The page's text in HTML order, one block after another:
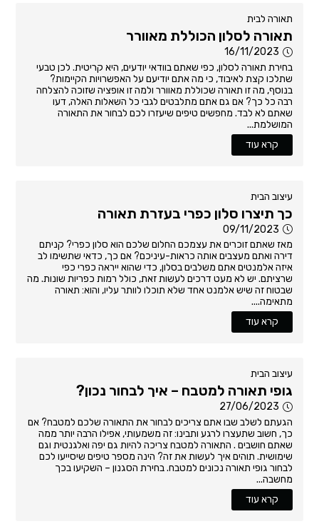
תאורה לבית
תאורה לסלון הכוללת מאוורר
16/11/2023
בחירת תאורה לסלון, כפי שאתם בוודאי יודעים, היא קריטית. לכן טבעי
שתלכו קצת לאיבוד, כי מה אתם יודיעם על האפשרויות הקיימות?
בנוסף, מה זו תאורה שכוללת מאוורר ולמה זו אופציה שזוכה להצלחה
רבה כל כך? אם גם אתם מתלבטים לגבי כל השאלות האלה, דעו
שאתם לא לבד. מחפשים טיפים שיעזרו לכם לבחור את התאורה
המושלמת...
קרא עוד
עיצוב הבית
כך תיצרו סלון כפרי בעזרת תאורה
09/11/2023
מאז שאתם זוכרים את עצמכם החלום שלכם הוא סלון כפרי? קניתם
דירה ואתם מעצבים אותה כראות-עיניכם? אם כך, כדאי שתשימו לב
איזה אלמנטים אתם משלבים בסלון, כדי שהוא ייראה כפרי כפי
שרציתם. יש לא מעט דרכים לעשות זאת, כולל רמות כפריות שונות. מה
שבטוח זה שיש אלמנט אחד שלא תוכלו לוותר עליו, והוא: תאורה
מתאימה....
קרא עוד
עיצוב הבית
גופי תאורה למטבח – איך לבחור נכון?
27/06/2023
הגעתם לשלב שבו אתם צריכים לבחור את התאורה שלכם למטבח? אם
כך, חשוב שתעצרו לרגע ותבינו: זה משמעותי, אפילו הרבה יותר ממה
שאתם חושבים . התאורה למטבח צריכה להיות גם יפה ואלגנטית וגם
שימושית. תוהים איך לעשות את זה? הינה מספר טיפים שיסייעו לכם
לבחור גופי תאורה נכונים למטבח. בחירת הסגנון – השקיעו בכך
מחשבה...
קרא עוד